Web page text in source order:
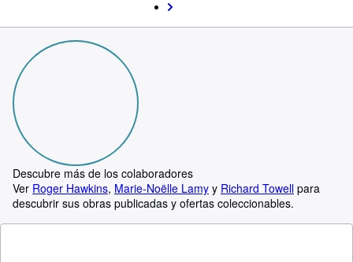
Descubre más de los colaboradores
Ver Roger Hawkins, Marie-Noëlle Lamy y Richard Towell para
descubrir sus obras publicadas y ofertas coleccionables.